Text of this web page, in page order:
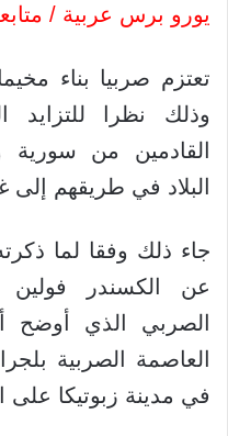
يورو برس عربية /
تعتزم صربيا بناء
وذلك نظرا للتزايد
القادمين من سورية
البلاد في طريقهم إلى
جاء ذلك وفقا لما ذكرته
عن الكسندر فولين
الصربي الذي أوضح
العاصمة الصربية
في مدينة زبوتيكا على